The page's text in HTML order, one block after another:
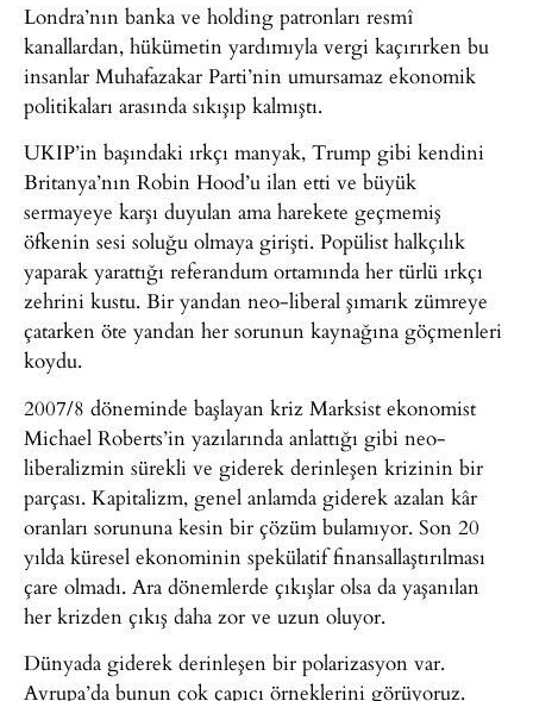
Londra’nın banka ve holding patronları resmî
kanallardan, hükümetin yardımıyla vergi kaçırırken bu
insanlar Muhafazakar Parti’nin umursamaz ekonomik
politikaları arasında sıkışıp kalmıştı.
UKIP’in başındaki ırkçı manyak, Trump gibi kendini
Britanya’nın Robin Hood’u ilan etti ve büyük
sermayeye karşı duyulan ama harekete geçmemiş
öfkenin sesi soluğu olmaya girişti. Popülist halkçılık
yaparak yarattığı referandum ortamında her türlü ırkçı
zehrini kustu. Bir yandan neo-liberal şımarık zümreye
çatarken öte yandan her sorunun kaynağına göçmenleri
koydu.
2007/8 döneminde başlayan kriz Marksist ekonomist
Michael Roberts’in yazılarında anlattığı gibi neo-
liberalizmin sürekli ve giderek derinleşen krizinin bir
parçası. Kapitalizm, genel anlamda giderek azalan kâr
oranları sorununa kesin bir çözüm bulamıyor. Son 20
yılda küresel ekonominin spekülatif finansallaştırılması
çare olmadı. Ara dönemlerde çıkışlar olsa da yaşanılan
her krizden çıkış daha zor ve uzun oluyor.
Dünyada giderek derinleşen bir polarizasyon var.
Avrupa’da bunun çok çapıcı örneklerini görüyoruz.